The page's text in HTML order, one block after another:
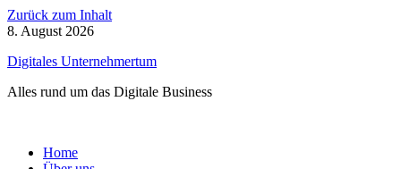
Zurück zum Inhalt
8. August 2026
Digitales Unternehmertum
Alles rund um das Digitale Business
Home